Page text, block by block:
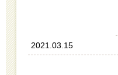
2021.03.15